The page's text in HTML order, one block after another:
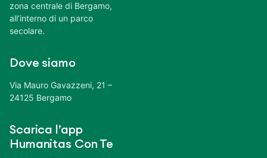
zona centrale di Bergamo,
all’interno di un parco
secolare.
Dove siamo
Via Mauro Gavazzeni, 21 –
24125 Bergamo
Scarica l’app
Humanitas Con Te